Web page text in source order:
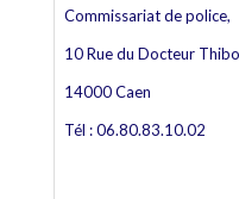
Commissariat de police,
10 Rue du Docteur
14000 Caen
Tél : 06.80.83.10.02